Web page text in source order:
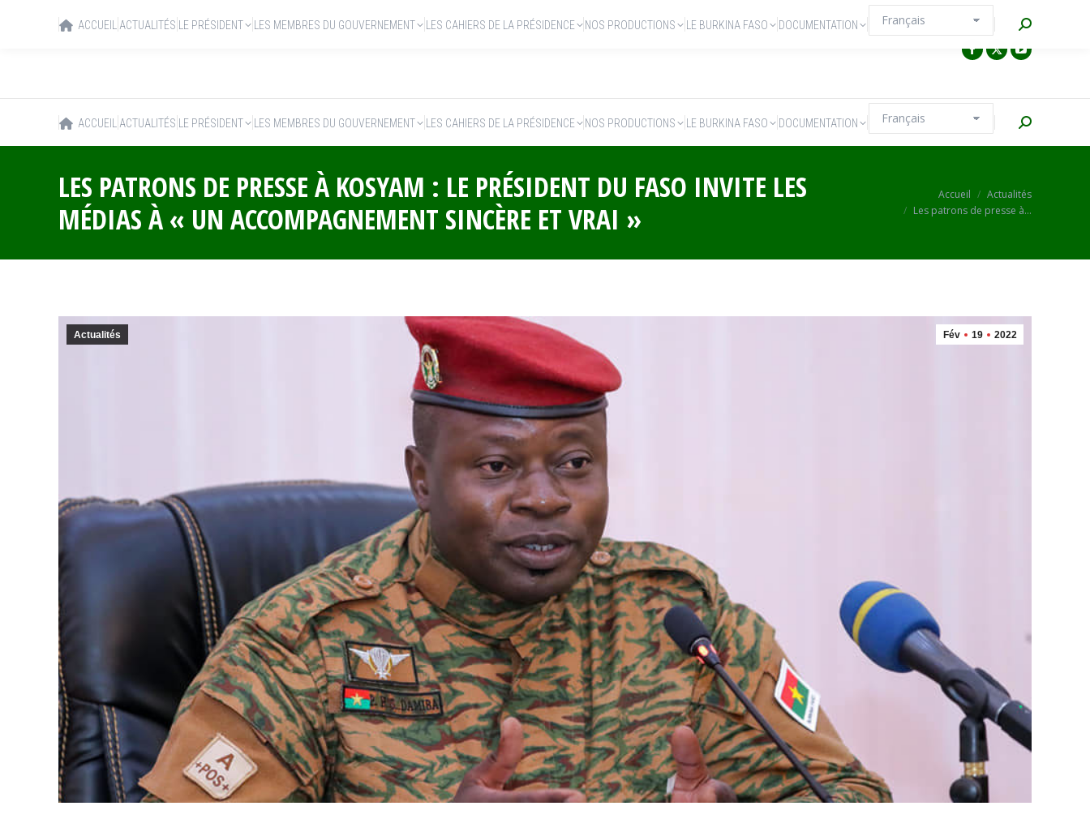
ACCUEIL ACTUALITÉS LE PRÉSIDENT LES MEMBRES DU GOUVERNEMENT LES CAHIERS DE LA PRÉSIDENCE NOS PRODUCTIONS LE BURKINA FASO DOCUMENTATION Recherche
LES PATRONS DE PRESSE À KOSYAM : LE PRÉSIDENT DU FASO INVITE LES
MÉDIAS À « UN ACCOMPAGNEMENT SINCÈRE ET VRAI »
Vous êtes ici :
Accueil
Actualités
Les patrons de presse à…
Fév 19 2022
Actualités
ACCUEIL ACTUALITÉS LE PRÉSIDENT LES MEMBRES DU GOUVERNEMENT LES CAHIERS DE LA PRÉSIDENCE NOS PRODUCTIONS LE BURKINA FASO DOCUMENTATION Recherche